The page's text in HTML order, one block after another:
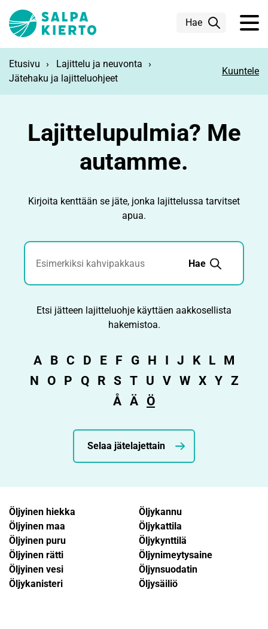
Hae
Etusivu
Lajittelu ja neuvonta
Jätehaku ja lajitteluohjeet
Kuuntele
Lajittelupulmia? Me
autamme.
Kirjoita kenttään se jäte, jonka lajittelussa tarvitset
apua.
Hae
Etsi jätteen lajitteluohje käyttäen aakkosellista
hakemistoa.
A B C D E F G H I J K L M
N O P Q R S T U V W X Y Z
Å Ä Ö
Selaa jätelajettain
Öljyinen hiekka
Öljyinen maa
Öljyinen puru
Öljyinen rätti
Öljyinen vesi
Öljykanisteri
Öljykannu
Öljykattila
Öljykynttilä
Öljynimeytysaine
Öljynsuodatin
Öljysäiliö